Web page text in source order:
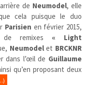
de Neumodel, elle
cela puisque le duo
Parisien en février 2015,
remixes « Light
Neumodelet BRCKNR
dans l’œil de Guillaume
qu’en proposant deux